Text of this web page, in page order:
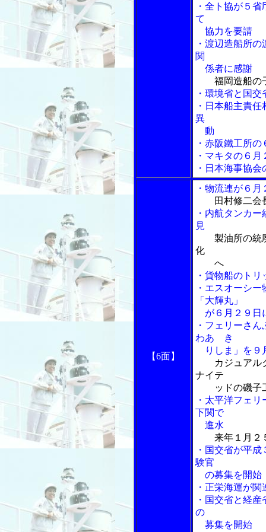
・全ト協が５
て
協力を要請
・渡辺造船所
関
係者に感謝
福岡造船の
・環境省と国
・日本船主責
異
動
・赤阪鐵工所
・マキタの６
・日本海事協
【6面】
・物流連が６
田村修二会
・内航タンカ
見
製油所の統
化
へ
・貨物船のト
・エスオーシ
「大輝丸」
が６月２９日
・フェリーさ
わあ き
りしま」を９
カジュアル
ナイテ
ッドの磯子
・太平洋フェ
下関で
進水
来年１月２
・国交省が平
験官
の募集を開始
・正栄海運が
・国交省と経
の
募集を開始